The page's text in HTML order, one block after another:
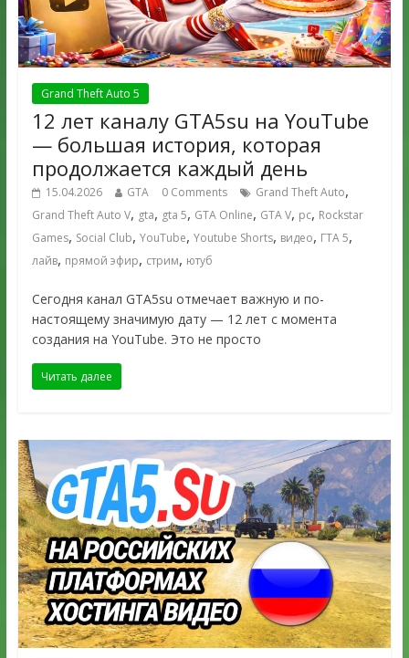
Grand Theft Auto 5
12 лет каналу GTA5su на YouTube
— большая история, которая
продолжается каждый день
15.04.2026 GTA 0 Comments Grand Theft Auto,
Grand Theft Auto V, gta, gta 5, GTA Online, GTA V, pc, Rockstar
Games, Social Club, YouTube, Youtube Shorts, видео, ГТА 5,
лайв, прямой эфир, стрим, ютуб
Сегодня канал GTA5su отмечает важную и по-
настоящему значимую дату — 12 лет с момента
создания на YouTube. Это не просто
Читать далее